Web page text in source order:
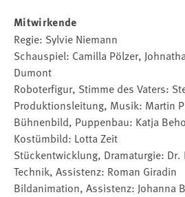
Mitwirkende
Regie: Sylvie Niemann
Schauspiel: Camilla Pölzer,
Dumont
Roboterfigur, Stimme des Vaters:
Produktionsleitung, Musik: Martin
Bühnenbild, Puppenbau: Katja
Kostümbild: Lotta Zeit
Stückentwicklung, Dramaturgie: Dr.
Technik, Assistenz: Roman Giradin
Bildanimation, Assistenz: Johanna